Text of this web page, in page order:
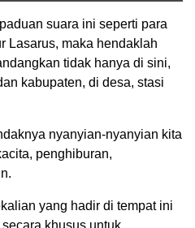
suara ini seperti para
Lasarus, maka hendaklah
tidak hanya di sini,
kabupaten, di desa, stasi
nyanyian-nyanyian kita
penghiburan,
yang hadir di tempat ini
khusus untuk